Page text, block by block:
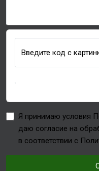
Введите код с
Я принимаю условия
даю согласие на
в соответствии с